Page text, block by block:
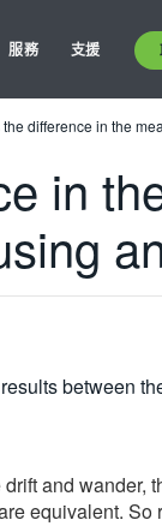
服務 支援
the difference in the
in
between
and wander,
equivalent.